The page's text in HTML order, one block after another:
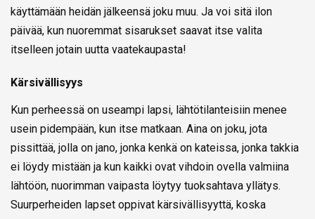
käyttämään heidän jälkeensä joku muu. Ja voi sitä ilon
päivää, kun nuoremmat sisarukset saavat itse valita
itselleen jotain uutta vaatekaupasta!
Kärsivällisyys
Kun perheessä on useampi lapsi, lähtötilanteisiin menee
usein pidempään, kun itse matkaan. Aina on joku, jota
pissittää, jolla on jano, jonka kenkä on kateissa, jonka takkia
ei löydy mistään ja kun kaikki ovat vihdoin ovella valmiina
lähtöön, nuorimman vaipasta löytyy tuoksahtava yllätys.
Suurperheiden lapset oppivat kärsivällisyyttä, koska